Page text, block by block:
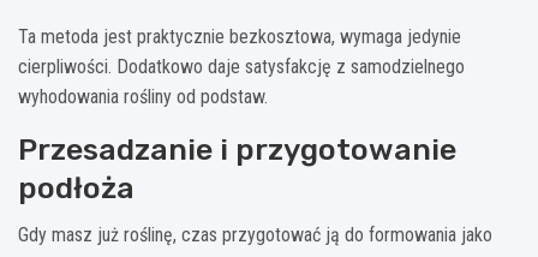
Ta metoda jest praktycznie bezkosztowa, wymaga jedynie
cierpliwości. Dodatkowo daje satysfakcję z samodzielnego
wyhodowania rośliny od podstaw.
Przesadzanie i przygotowanie
podłoża
Gdy masz już roślinę, czas przygotować ją do formowania jako